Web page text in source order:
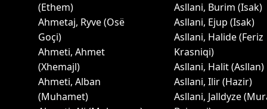
(Ethem)
Ahmetaj, Ryve (Osë
Goçi)
Ahmeti, Ahmet
(Xhemajl)
Ahmeti, Alban
(Muhamet)
Asllani, Burim (Isak)
Asllani, Ejup (Isak)
Asllani, Halide (Feriz
Krasniqi)
Asllani, Halit (Asllan)
Asllani, Ilir (Hazir)
Asllani, Jalldyze